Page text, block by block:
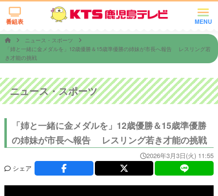
MENU
番組表
ニュース・スポーツ
「姉と一緒に金メダルを」12歳優勝＆15歳準優勝の姉妹が市長へ報告 レスリング若
き才能の挑戦
ニュース・スポーツ
「姉と一緒に金メダルを」12歳優勝＆15歳準優勝
の姉妹が市長へ報告 レスリング若き才能の挑戦
2026年3月3日(火) 11:55
シェア